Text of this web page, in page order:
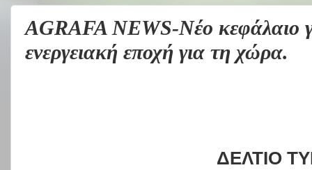
AGRAFA NEWS-Νέο κεφάλαιο
ενεργειακή εποχή για τη χώρα.
ΔΕΛΤΙΟ